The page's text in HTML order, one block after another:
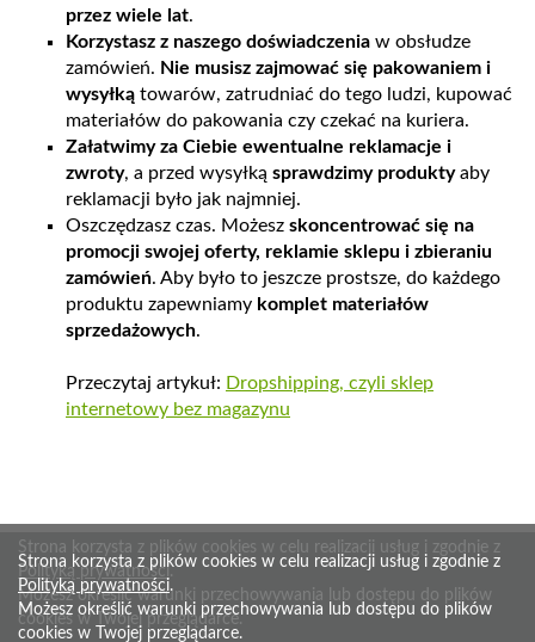
przez wiele lat.
Korzystasz z naszego doświadczenia w obsłudze
zamówień. Nie musisz zajmować się pakowaniem i
wysyłką towarów, zatrudniać do tego ludzi, kupować
materiałów do pakowania czy czekać na kuriera.
Załatwimy za Ciebie ewentualne reklamacje i
zwroty, a przed wysyłką sprawdzimy produktyaby
reklamacji było jak najmniej.
Oszczędzasz czas. Możesz skoncentrować się na
promocji swojej oferty, reklamie sklepu i zbieraniu
zamówień. Aby było to jeszcze prostsze, do każdego
produktu zapewniamy komplet materiałów
sprzedażowych.
Przeczytaj artykuł: Dropshipping, czyli sklep
internetowy bez magazynu
Strona korzysta z plików cookies w celu realizacji usług i zgodnie z
Polityką prywatności.
Możesz określić warunki przechowywania lub dostępu do plików
cookies w Twojej przeglądarce.
Strona korzysta z plików cookies w celu realizacji usług i zgodnie z
Polityką prywatności.
Możesz określić warunki przechowywania lub dostępu do plików
cookies w Twojej przeglądarce.